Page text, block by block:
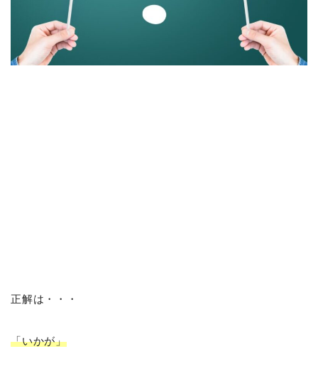
正解は・・・
「いかが」